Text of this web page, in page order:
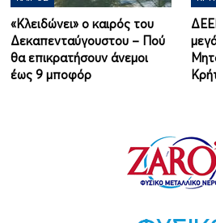
«Κλειδώνει» ο καιρός του
Δεκαπενταύγουστου – Πού
θα επικρατήσουν άνεμοι
έως 9 μποφόρ